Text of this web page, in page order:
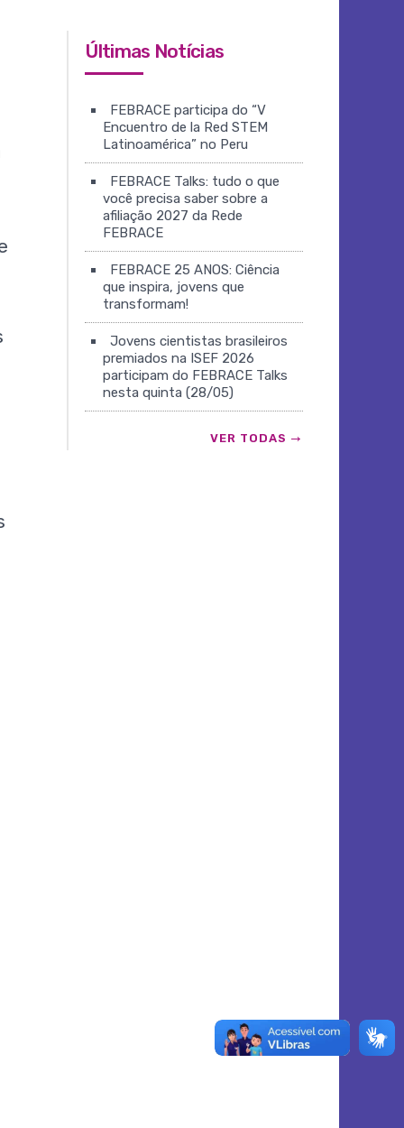
Últimas Notícias
FEBRACE participa do “V
Encuentro de la Red STEM
Latinoamérica” no Peru
FEBRACE Talks: tudo o que
você precisa saber sobre a
afiliação 2027 da Rede
FEBRACE
FEBRACE 25 ANOS: Ciência
que inspira, jovens que
transformam!
Jovens cientistas brasileiros
premiados na ISEF 2026
participam do FEBRACE Talks
nesta quinta (28/05)
VER TODAS